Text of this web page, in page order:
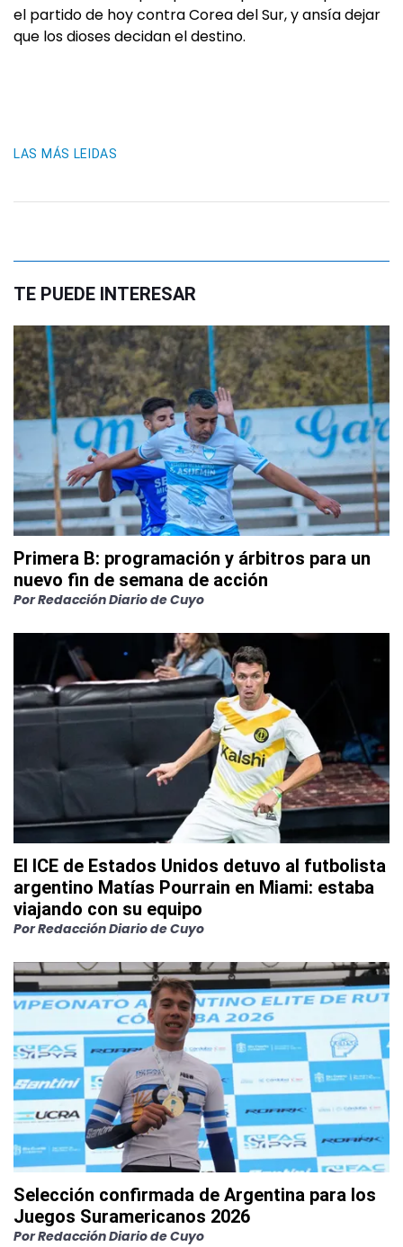
el partido de hoy contra Corea del Sur, y ansía dejar
que los dioses decidan el destino.
LAS MÁS LEIDAS
TE PUEDE INTERESAR
Primera B: programación y árbitros para un
nuevo fin de semana de acción
PorRedacción Diario de Cuyo
El ICE de Estados Unidos detuvo al futbolista
argentino Matías Pourrain en Miami: estaba
viajando con su equipo
PorRedacción Diario de Cuyo
Selección confirmada de Argentina para los
Juegos Suramericanos 2026
PorRedacción Diario de Cuyo